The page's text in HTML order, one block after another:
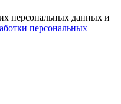
персональных данных и
персональных